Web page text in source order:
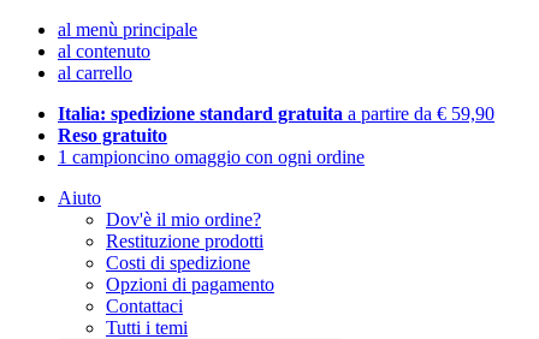
al menù principale
al contenuto
al carrello
Italia: spedizione standard gratuita a partire da € 59,90
Reso gratuito
1 campioncino omaggio con ogni ordine
Aiuto
Dov'è il mio ordine?
Restituzione prodotti
Costi di spedizione
Opzioni di pagamento
Contattaci
Tutti i temi